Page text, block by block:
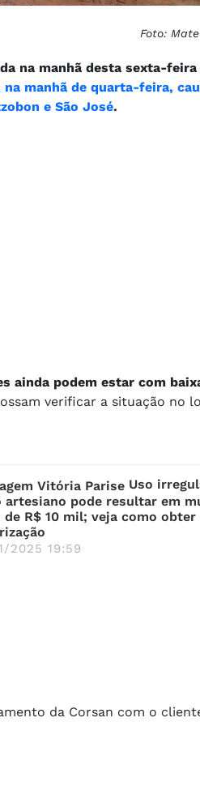
Foto:
na manhã desta sexta-feira
manhã de quarta-feira,
e São José.
ainda podem estar com
verificar a situação no
Uso
artesiano pode resultar em
de R$ 10 mil; veja como obter
2025 19:59
da Corsan com o